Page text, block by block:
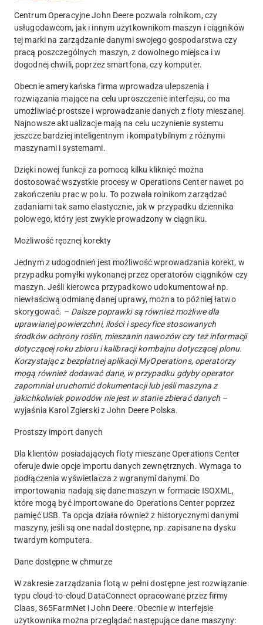
Centrum Operacyjne John Deere pozwala rolnikom, czy
usługodawcom, jak i innym użytkownikom maszyn i ciągników
tej marki na zarządzanie danymi swojego gospodarstwa czy
pracą poszczególnych maszyn, z dowolnego miejsca i w
dogodnej chwili, poprzez smartfona, czy komputer.
Obecnie amerykańska firma wprowadza ulepszenia i
rozwiązania mające na celu uproszczenie interfejsu, co ma
umożliwiać prostsze i wprowadzanie danych z floty mieszanej.
Najnowsze aktualizacje mają na celu uczynienie systemu
jeszcze bardziej inteligentnym i kompatybilnym z różnymi
maszynami i systemami.
Dzięki nowej funkcji za pomocą kilku kliknięć można
dostosować wszystkie procesy w Operations Center nawet po
zakończeniu prac w polu. To pozwala rolnikom zarządzać
zadaniami tak samo elastycznie, jak w przypadku dziennika
polowego, który jest zwykle prowadzony w ciągniku.
Możliwość ręcznej korekty
Jednym z udogodnień jest możliwość wprowadzania korekt, w
przypadku pomyłki wykonanej przez operatorów ciągników czy
maszyn. Jeśli kierowca przypadkowo udokumentował np.
niewłaściwą odmianę danej uprawy, można to później łatwo
skorygować. – Dalsze poprawki są również możliwe dla
uprawianej powierzchni, ilości i specyfice stosowanych
środków ochrony roślin, mieszanin nawozów czy też informacji
dotyczącej roku zbioru i kalibracji kombajnu dotyczącej plonu.
Korzystając z bezpłatnej aplikacji MyOperations, operatorzy
mogą również dodawać dane, w przypadku gdyby operator
zapomniał uruchomić dokumentacji lub jeśli maszyna z
jakichkolwiek powodów nie jest w stanie zbierać danych –
wyjaśnia Karol Zgierski z John Deere Polska.
Prostszy import danych
Dla klientów posiadających floty mieszane Operations Center
oferuje dwie opcje importu danych zewnętrznych. Wymaga to
podłączenia wyświetlacza z wgranymi danymi. Do
importowania nadają się dane maszyn w formacie ISOXML,
które mogą być importowane do Operations Center poprzez
pamięć USB. Ta opcja działa również z historycznymi danymi
maszyny, jeśli są one nadal dostępne, np. zapisane na dysku
twardym komputera.
Dane dostępne w chmurze
W zakresie zarządzania flotą w pełni dostępne jest rozwiązanie
typu cloud-to-cloud DataConnect opracowane przez firmy
Claas, 365FarmNet i John Deere. Obecnie w interfejsie
użytkownika można przeglądać następujące dane maszyny: